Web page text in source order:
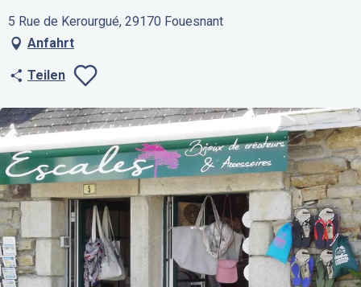
5 Rue de Kerourgué, 29170 Fouesnant
Anfahrt
Teilen
Ajouter aux